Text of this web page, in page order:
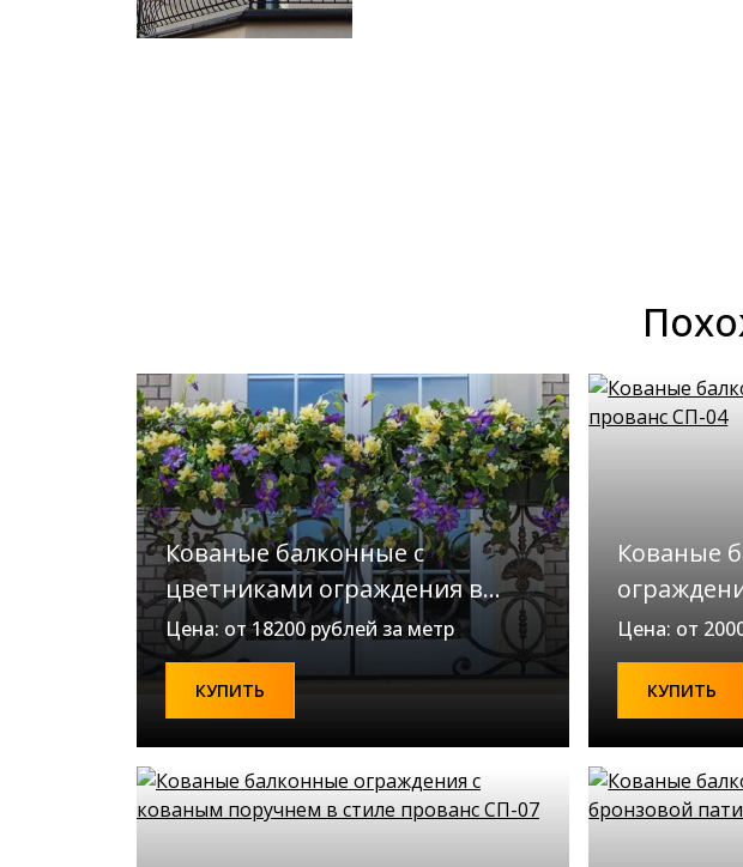
Кованые балконные с
цветниками ограждения в
стиле прованс СП-09
Цена: от 18200 рублей за метр
КУПИТЬ
Кованые
СП-04
Цена: от
КУПИТЬ